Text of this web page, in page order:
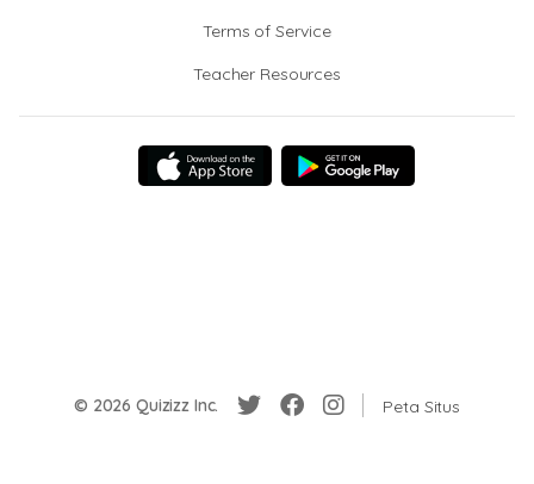
Terms of Service
Teacher Resources
© 2026 Quizizz Inc. Peta Situs